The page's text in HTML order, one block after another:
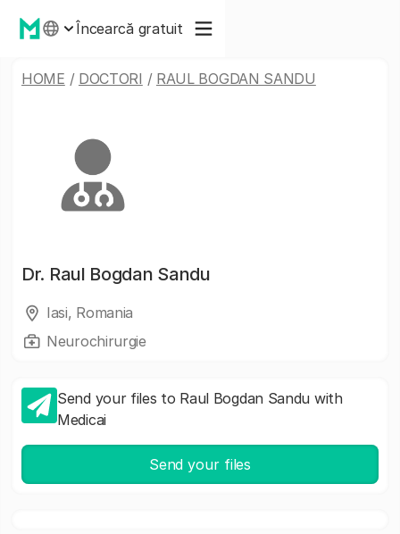
Încearcă gratuit
HOME / DOCTORI / RAUL BOGDAN SANDU
Dr. Raul Bogdan Sandu
Iasi, Romania
Neurochirurgie
Send your files to Raul Bogdan Sandu with
Medicai
Send your files